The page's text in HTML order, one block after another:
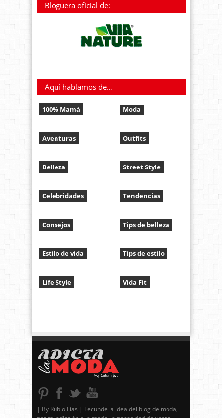
Bloguera oficial de:
Aquí hablamos de…
100% Mamá
Aventuras
Belleza
Celebridades
Consejos
Estilo de vida
Life Style
Moda
Outfits
Street Style
Tendencias
Tips de belleza
Tips de estilo
Vida Fit
| By Rubio Lías | Fecunde la idea del blog de moda,